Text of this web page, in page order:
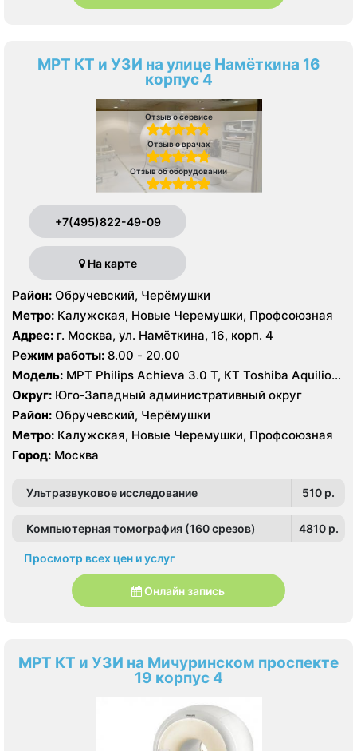
МРТ КТ и УЗИ на улице Намёткина 16
корпус 4
Отзыв о сервисе
Отзыв о врачах
Отзыв об оборудовании
+7(495)822-49-09
На карте
Район: Обручевский, Черёмушки
Метро: Калужская, Новые Черемушки, Профсоюзная
Адрес: г. Москва, ул. Намёткина, 16, корп. 4
Режим работы: 8.00 - 20.00
Модель: МРТ Philips Achieva 3.0 T, КТ Toshiba Aquilion
Prime 160 срезов УЗИ GE Logiq-9, Philips iU22, Philips
HDI 5000
Округ: Юго-Западный административный округ
Район: Обручевский, Черёмушки
Метро: Калужская, Новые Черемушки, Профсоюзная
Город: Москва
Ультразвуковое исследование 510 p.
Компьютерная томография (160 срезов) 4810 p.
Просмотр всех цен и услуг
Онлайн запись
МРТ КТ и УЗИ на Мичуринском проспекте
19 корпус 4